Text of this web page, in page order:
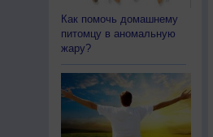
Как помочь домашнему
питомцу в аномальную
жару?